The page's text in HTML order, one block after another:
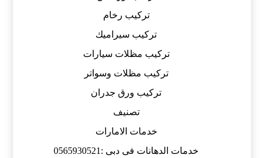
تركيب رخام
تركيب سيراميك
تركيب مظلات سيارات
تركيب مظلات وسواتر
تركيب ورق جدران
تصنيف
خدمات الامارات
خدمات الدهانات فى دبى :0565930521